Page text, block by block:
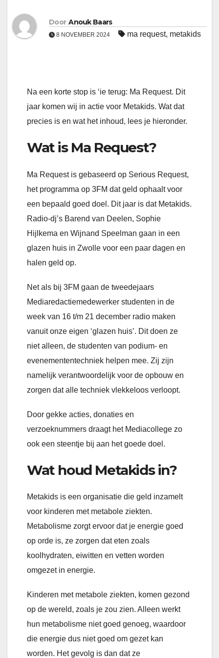
Door Anouk Baars
8 NOVEMBER 2024 ma request, metakids
Na een korte stop is ‘ie terug: Ma Request. Dit
jaar komen wij in actie voor Metakids. Wat dat
precies is en wat het inhoud, lees je hieronder.
Wat is Ma Request?
Ma Request is gebaseerd op Serious Request,
het programma op 3FM dat geld ophaalt voor
een bepaald goed doel. Dit jaar is dat Metakids.
Radio-dj’s Barend van Deelen, Sophie
Hijlkema en Wijnand Speelman gaan in een
glazen huis in Zwolle voor een paar dagen en
halen geld op.
Net als bij 3FM gaan de tweedejaars
Mediaredactiemedewerker studenten in de
week van 16 t/m 21 december radio maken
vanuit onze eigen ‘glazen huis’. Dit doen ze
niet alleen, de studenten van podium- en
evenemententechniek helpen mee. Zij zijn
namelijk verantwoordelijk voor de opbouw en
zorgen dat alle techniek vlekkeloos verloopt.
Door gekke acties, donaties en
verzoeknummers draagt het Mediacollege zo
ook een steentje bij aan het goede doel.
Wat houd Metakids in?
Metakids is een organisatie die geld inzamelt
voor kinderen met metabole ziekten.
Metabolisme zorgt ervoor dat je energie goed
op orde is, ze zorgen dat eten zoals
koolhydraten, eiwitten en vetten worden
omgezet in energie.
Kinderen met metabole ziekten, komen gezond
op de wereld, zoals je zou zien. Alleen werkt
hun metabolisme niet goed genoeg, waardoor
die energie dus niet goed om gezet kan
worden. Het gevolg is dan dat ze